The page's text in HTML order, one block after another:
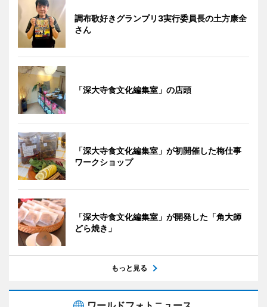
調布歌好きグランプリ3実行委員長の土方康全
さん
「深大寺食文化編集室」の店頭
「深大寺食文化編集室」が初開催した梅仕事
ワークショップ
「深大寺食文化編集室」が開発した「角大師
どら焼き」
もっと見る